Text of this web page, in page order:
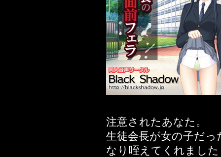
ガールズ 茜編
2022年03月11日発
2021年10月23日発
2021年10月16日発
2021年10月10日発
2021年10月04日発
編
輩専用雌豚オナホ
2021年05月21日発
編
注意されたあなた。
生徒会長が女の子だ
なり咥えてくれました